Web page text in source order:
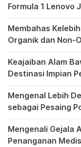
Formula 1 Lenovo
Dalam dunia balap
Membahas
Organik dan Non-
Dalam upaya
Keajaiban Alam
Destinasi Impian
Raja Ampat,
Mengenal Lebih
sebagai Pesaing
Bagi pecinta
Mengenali Gejala
Penanganan